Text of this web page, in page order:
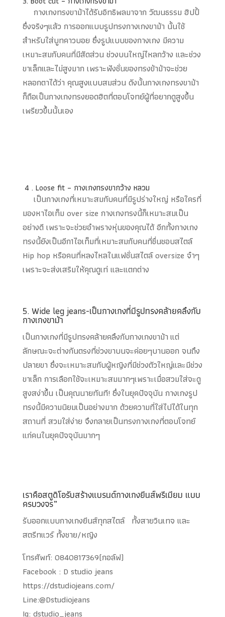
กางเกงทรงขาม้าได้รับอิทธิพลมาจาก วัฒนธรรม ฮิปปี้
ซึ่งจริงๆแล้ว การออกแบบรูปทรงกางเกงขาม้า นั้นใช้
สำหรับใส่บูทคาวบอย ซึ่งรูปแบบของกางเกง มีความ
เหมาะสมกับคนที่มีสัดส่วน ช่วงบนใหญ่ไหลกว้าง และช่วง
ขาเล็กและไม่สูงมาก เพราะฟังชั่นของทรงข้าม้าจะช่วย
หลอกตาได้ว่า คุณสูงแบบสมส่วน ดังนั้นกางเกงทรงขาม้า
ก็ถือเป็นกางเกงทรงยอดฮิตที่ตอบโจทย์ผู้ที่อยากดูสูงขึ้น
เพรียวขึ้นนั้นเอง
4 . Loose fit – กางเกงทรงขากว้าง หลวม
เป็นกางเกงที่เหมาะสมกับคนที่มีรูปร่างใหญ่ หรือใครที่
มองหาไอเท็ม over size กางเกงทรงนี้ก็เหมาะสมเป็น
อย่างดี เพราะจะช่วยอำพรางหุ่นของคุณได้ อีกทั้งกางเกง
ทรงนี้ยังเป็นอีก1ไอเท็มที่เหมาะสมกับคนที่ชื่นชอบสไตล์
Hip hop หรือคนที่หลงไหลในแฟชั่นสไตล์ oversize จ๋าๆ
เพราะจะส่งเสริมให้คุณดูเท่ และแตกต่าง
5. Wide leg jeans-เป็นกางเกงที่มีรูปทรงคล้ายคลึงกับ
กางเกงขาม้า
เป็นกางเกงที่มีรูปทรงคล้ายคลึงกับกางเกงขาม้า แต่
ลักษณะจะต่างกันตรงที่ช่วงขาบนจะค่อยๆบานออก จนถึง
ปลายขา ซึ่งจะเหมาะสมกับผู้หญิงที่มีช่วงตัวใหญ่และมีช่วง
ขาเล็ก การเลือกใช้จะเหมาะสมมากๆเพราะเมื่อสวมใส่จะดู
สูงสง่าขึ้น เป็นคุณนายทันที! ซึ่งในยุคปัจจุบัน กางเกงรูป
ทรงนี้มีความนิยมเป็นอย่างมาก ด้วยความที่ใส่ไปได้ในทุก
สถานที่ สวมใส่ง่าย จึงกลายเป็นทรงกางเกงที่ตอบโจทย์
แก่คนในยุคปัจจุบันมากๆ
เราคือสตูดิโอรับสร้างแบรนด์กางเกงยีนส์พรีเมียม แบบ
ครบวงจร”
รับออกแบบกางเกงยีนส์ทุกสไตล์ ทั้งสายวินเทจ และ
สตรีทแวร์ ทั้งชาย/หญิง
โทรศัพท์: 0840817369(กอล์ฟ)
Facebook : D studio jeans
https://dstudiojeans.com/
Line:@Dstudiojeans
Ig: dstudio_jeans